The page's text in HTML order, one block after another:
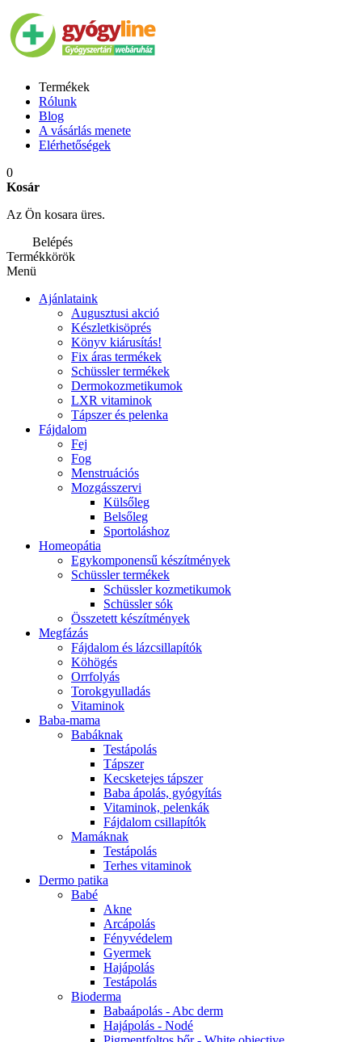
Termékek
Rólunk
Blog
A vásárlás menete
Elérhetőségek
0
Kosár
Az Ön kosara üres.
Belépés
Termékkörök
Menü
Ajánlataink
Augusztusi akció
Készletkisöprés
Könyv kiárusítás!
Fix áras termékek
Schüssler termékek
Dermokozmetikumok
LXR vitaminok
Tápszer és pelenka
Fájdalom
Fej
Fog
Menstruációs
Mozgásszervi
Külsőleg
Belsőleg
Sportoláshoz
Homeopátia
Egykomponensű készítmények
Schüssler termékek
Schüssler kozmetikumok
Schüssler sók
Összetett készítmények
Megfázás
Fájdalom és lázcsillapítók
Köhögés
Orrfolyás
Torokgyulladás
Vitaminok
Baba-mama
Babáknak
Testápolás
Tápszer
Kecsketejes tápszer
Baba ápolás, gyógyítás
Vitaminok, pelenkák
Fájdalom csillapítók
Mamáknak
Testápolás
Terhes vitaminok
Dermo patika
Babé
Akne
Arcápolás
Fényvédelem
Gyermek
Hajápolás
Testápolás
Bioderma
Babaápolás - Abc derm
Hajápolás - Nodé